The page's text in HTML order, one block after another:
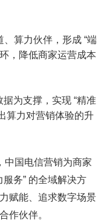
、算力伙伴，形成 “端
，降低商家运营成本
据为支撑，实现 “精准
算力对营销体验的升
中国电信营销为商家
务” 的全域解决方
赋能、追求数字场景
作伙伴。